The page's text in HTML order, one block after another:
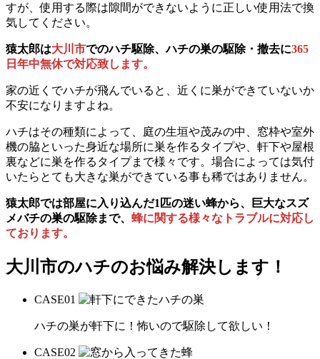
すが、使用する際は隙間ができないように正しい使用法で換
気してください。
猿太郎は大川市でのハチ駆除、ハチの巣の駆除・撤去に365
日年中無休で対応致します。
家の近くでハチが飛んでいると、近くに巣ができていないか
不安になりますよね。
ハチはその種類によって、庭の生垣や茂みの中、窓枠や室外
機の脇といった身近な場所に巣を作るタイプや、軒下や屋根
裏などに巣を作るタイプまで様々です。場合によっては気付
いたらとても大きな巣ができている事も稀ではありません。
猿太郎では部屋に入り込んだ1匹の迷い蜂から、巨大なスズ
メバチの巣の駆除まで、 蜂に関する様々なトラブルに対応し
ております。
大川市のハチのお悩み解決します！
CASE01
ハチの巣が軒下に！怖いので駆除して欲しい！
CASE02